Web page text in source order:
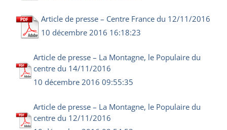
Article de presse – Centre France du 12/11/2016
10 décembre 2016 16:18:23
Article de presse – La Montagne, le Populaire du
centre du 14/11/2016
10 décembre 2016 09:55:35
Article de presse – La Montagne, le Populaire du
centre du 12/11/2016